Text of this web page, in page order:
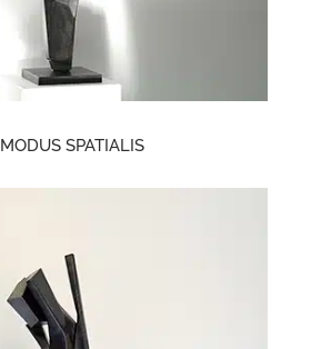
MODUS SPATIALIS